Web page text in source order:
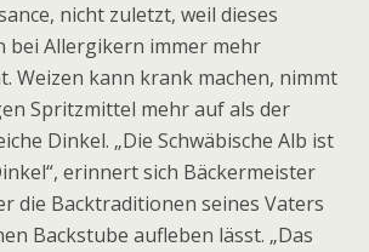
nicht zuletzt, weil dieses
bei Allergikern immer mehr
Weizen kann krank machen, nimmt
Spritzmittel mehr auf als der
Dinkel. „Die Schwäbische Alb ist
erinnert sich Bäckermeister
die Backtraditionen seines Vaters
Backstube aufleben lässt. „Das